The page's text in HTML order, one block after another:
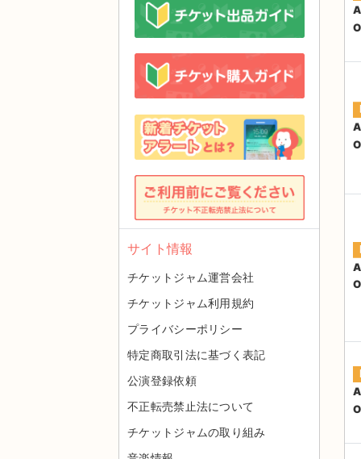
サイト情報
チケットジャム運営会社
チケットジャム利用規約
プライバシーポリシー
特定商取引法に基づく表記
公演登録依頼
不正転売禁止法について
チケットジャムの取り組み